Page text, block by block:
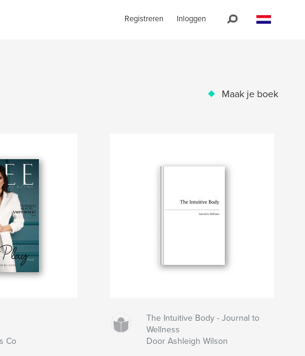
Registreren Inloggen
Maak je boek
Co
The Intuitive Body - Journal to
Wellness
Door Ashleigh Wilson